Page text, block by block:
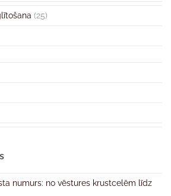
(25)
numurs: no vēstures krustcelēm līdz